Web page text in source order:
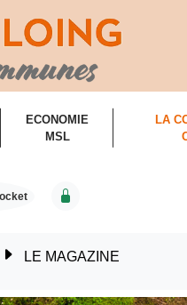
ECONOMIE
MSL
LA
LE MAGAZINE